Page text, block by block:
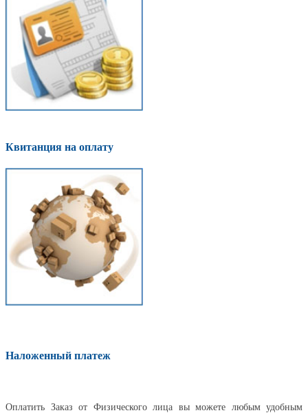
Квитанция на оплату
Наложенный платеж
Оплатить Заказ от Физического лица вы можете любым удобным